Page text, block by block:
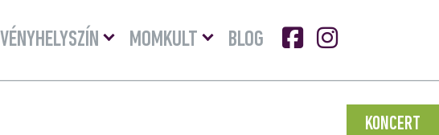
Menü
lenyitásaMOMKULT
Menü
lenyitása
BLOG
KONCERT